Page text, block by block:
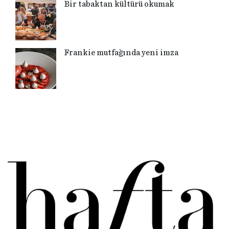
Bir tabaktan kültürü okumak
Frankie mutfağında yeni imza